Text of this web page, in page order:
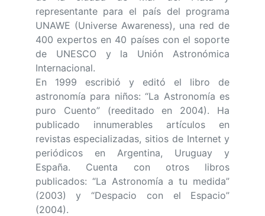
representante para el país del programa
UNAWE (Universe Awareness), una red de
400 expertos en 40 países con el soporte
de UNESCO y la Unión Astronómica
Internacional.
En 1999 escribió y editó el libro de
astronomía para niños: “La Astronomía es
puro Cuento” (reeditado en 2004). Ha
publicado innumerables artículos en
revistas especializadas, sitios de Internet y
periódicos en Argentina, Uruguay y
España. Cuenta con otros libros
publicados: “La Astronomía a tu medida”
(2003) y “Despacio con el Espacio”
(2004).